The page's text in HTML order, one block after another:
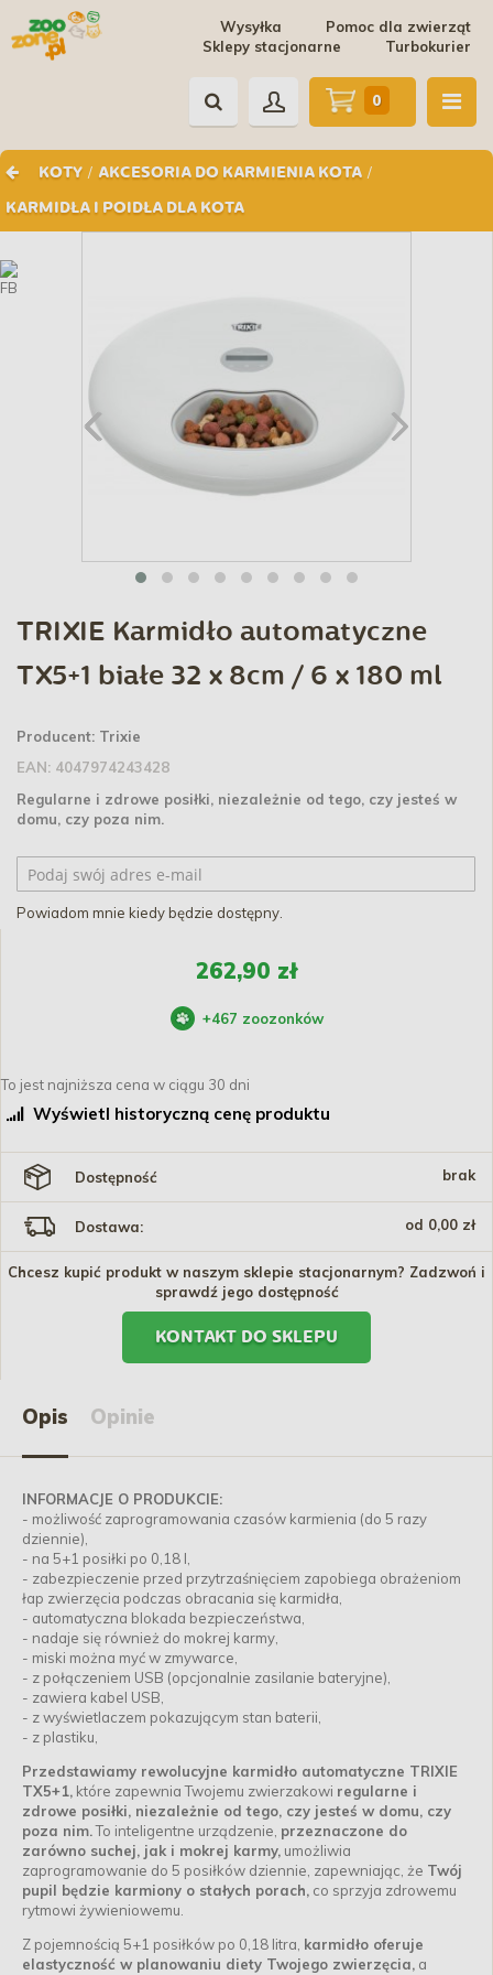
Pomoc dla zwierząt
Wysyłka
Turbokurier
Sklepy stacjonarne
KOTY / AKCESORIA DO KARMIENIA KOTA /
KARMIDŁA I POIDŁA DLA KOTA
0
TRIXIE Karmidło automatyczne
TX5+1 białe 32 x 8cm / 6 x 180 ml
Producent: Trixie
EAN: 4047974243428
Regularne i zdrowe posiłki, niezależnie od tego, czy jesteś w
domu, czy poza nim.
Powiadom mnie kiedy będzie dostępny.
262,90 zł
+467 zoozonków
To jest najniższa cena w ciągu 30 dni
Wyświetl historyczną cenę produktu
Dostępność brak
Dostawa: od 0,00 zł
Chcesz kupić produkt w naszym sklepie stacjonarnym? Zadzwoń i
sprawdź jego dostępność
KONTAKT DO SKLEPU
Opis Opinie
INFORMACJE O PRODUKCIE:
- możliwość zaprogramowania czasów karmienia (do 5 razy
dziennie),
- na 5+1 posiłki po 0,18 l,
- zabezpieczenie przed przytrzaśnięciem zapobiega obrażeniom
łap zwierzęcia podczas obracania się karmidła,
- automatyczna blokada bezpieczeństwa,
- nadaje się również do mokrej karmy,
- miski można myć w zmywarce,
- z połączeniem USB (opcjonalnie zasilanie bateryjne),
- zawiera kabel USB,
- z wyświetlaczem pokazującym stan baterii,
- z plastiku,
Przedstawiamy rewolucyjne karmidło automatyczne TRIXIE
TX5+1, które zapewnia Twojemu zwierzakowi regularne i
zdrowe posiłki, niezależnie od tego, czy jesteś w domu, czy
poza nim.To inteligentne urządzenie, przeznaczone do
zarówno suchej, jak i mokrej karmy, umożliwia
zaprogramowanie do 5 posiłków dziennie, zapewniając, że Twój
pupil będzie karmiony o stałych porach, co sprzyja zdrowemu
rytmowi żywieniowemu.
Z pojemnością 5+1 posiłków po 0,18 litra, karmidło oferuje
elastyczność w planowaniu diety Twojego zwierzęcia, a